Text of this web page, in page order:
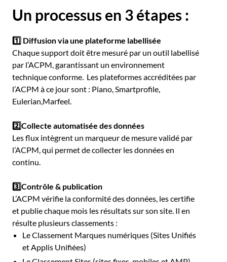
Un processus en 3 étapes :
1️⃣ Diffusion via une plateforme labellisée
Chaque support doit être mesuré par un outil labellisé
par l’ACPM, garantissant un environnement
technique conforme. Les plateformes accréditées par
l’ACPM à ce jour sont : Piano, Smartprofile,
Eulerian,Marfeel.
2️⃣Collecte automatisée des données
Les flux intègrent un marqueur de mesure validé par
l’ACPM, qui permet de collecter les données en
continu.
3️⃣Contrôle & publication
L’ACPM vérifie la conformité des données, les certifie
et publie chaque mois les résultats sur son site. Il en
résulte plusieurs classements :
Le Classement Marques numériques (Sites Unifiés
et Applis Unifiées)